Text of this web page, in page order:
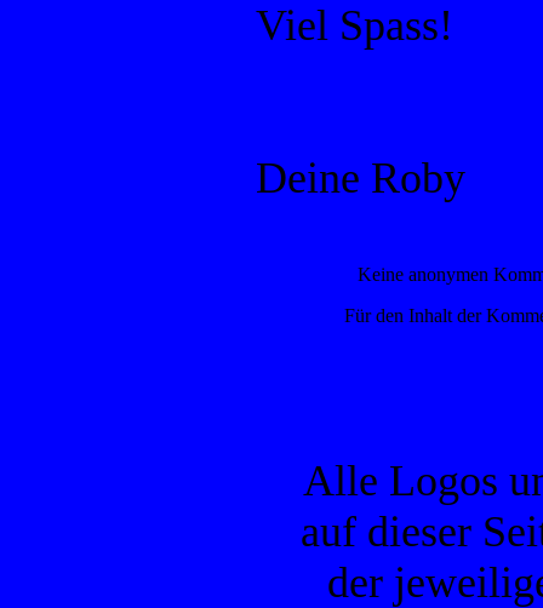
Viel Spass!
Deine Roby
Keine anonymen
Für den Inhalt der
Alle Logos
auf dieser
der